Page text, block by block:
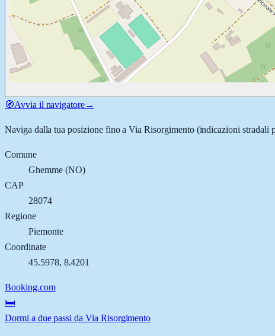
🧭Avvia il navigatore→
Naviga dalla tua posizione fino aVia Risorgimento(indicazioni stradali
Comune
Ghemme(NO)
CAP
28074
Regione
Piemonte
Coordinate
45.5978, 8.4201
Booking.com
🛏️
Dormi a due passi da Via Risorgimento